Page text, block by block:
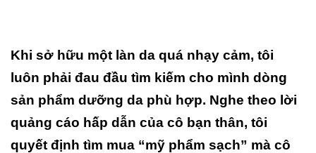
Khi sở hữu một làn da quá nhạy cảm, tôi
luôn phải đau đầu tìm kiếm cho mình dòng
sản phẩm dưỡng da phù hợp. Nghe theo lời
quảng cáo hấp dẫn của cô bạn thân, tôi
quyết định tìm mua “mỹ phẩm sạch” mà cô